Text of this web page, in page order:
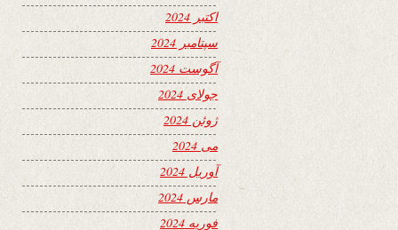
اکتبر 2024
سپتامبر 2024
آگوست 2024
جولای 2024
ژوئن 2024
می 2024
آوریل 2024
مارس 2024
فوریه 2024